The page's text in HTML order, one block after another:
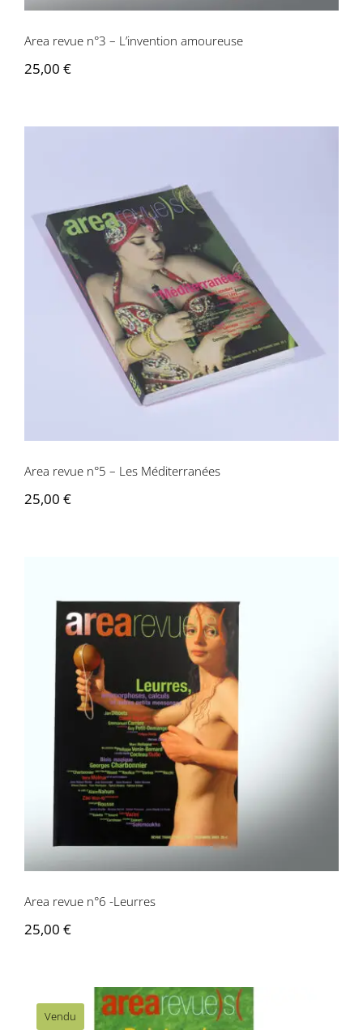
Area revue n°3 – L’invention amoureuse
25,00 €
Area revue n°5 – Les Méditerranées
Area revue n°5 – Les Méditerranées
25,00 €
Area revue n°6 -Leurres
Area revue n°6 -Leurres
25,00 €
Vendu